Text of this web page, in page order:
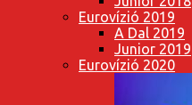
Eurovízió 2019
A Dal 2019
Junior 2019
Eurovízió 2020